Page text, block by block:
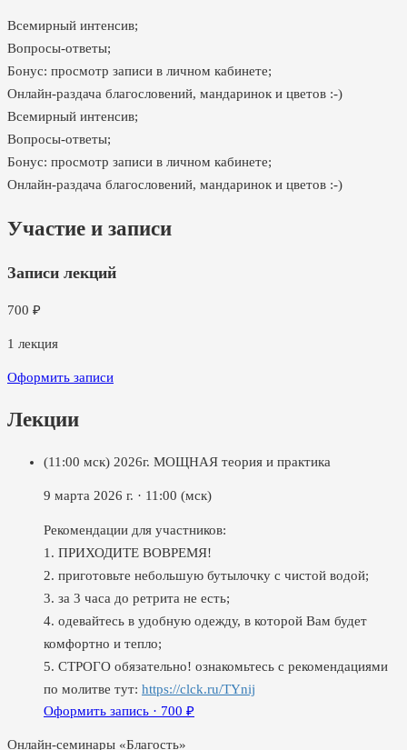
Всемирный интенсив;
Вопросы-ответы;
Бонус: просмотр записи в личном кабинете;
Онлайн-раздача благословений, мандаринок и цветов :-)
Всемирный интенсив;
Вопросы-ответы;
Бонус: просмотр записи в личном кабинете;
Онлайн-раздача благословений, мандаринок и цветов :-)
Участие и записи
Записи лекций
700 ₽
1 лекция
Оформить записи
Лекции
(11:00 мск) 2026г. МОЩНАЯ теория и практика
9 марта 2026 г. · 11:00 (мск)
Рекомендации для участников:
1. ПРИХОДИТЕ ВОВРЕМЯ!
2. приготовьте небольшую бутылочку с чистой водой;
3. за 3 часа до ретрита не есть;
4. одевайтесь в удобную одежду, в которой Вам будет
комфортно и тепло;
5. СТРОГО обязательно! ознакомьтесь с рекомендациями
по молитве тут: https://clck.ru/TYnij
Оформить запись · 700 ₽
Онлайн-семинары «Благость»